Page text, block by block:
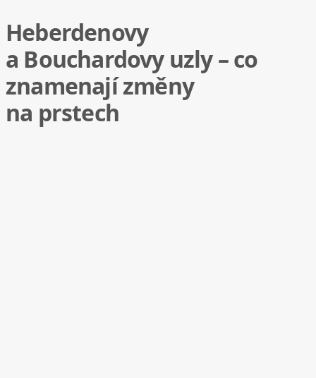
Heberdenovy
a Bouchardovy uzly – co
znamenají změny
na prstech